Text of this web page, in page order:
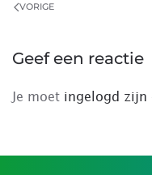
VORIGE
Geef een reactie
Je moet ingelogd zijn